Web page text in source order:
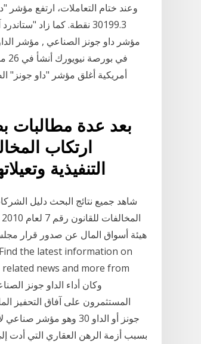
بعد عدة
التنفيذية
شاهد جميع نتائج البحث دليل
news and more from
المستثمرون على آفاق التحفيز
بسبب أزمة الرهن العقاري التي أدت